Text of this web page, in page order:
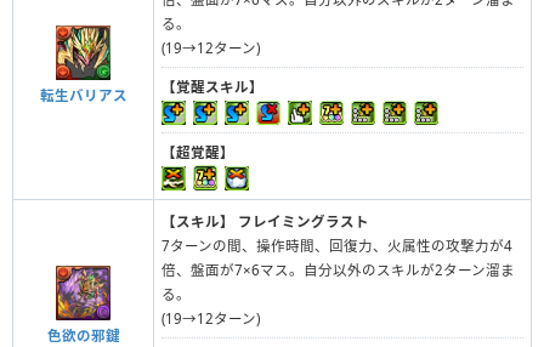
転生バリアス
る。
(19→12ターン)
【覚醒スキル】
【超覚醒】
色欲の邪鍵
【スキル】
フレイミングラスト
7ターンの間、操作時間、回復力、火属性の攻撃力が4
倍、盤面が7×6マス。自分以外のスキルが2ターン溜ま
る。
(19→12ターン)